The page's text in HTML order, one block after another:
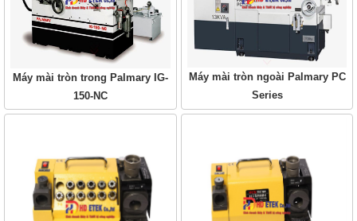
Máy mài tròn trong Palmary IG-
150-NC
Máy mài tròn ngoài Palmary PC
Series